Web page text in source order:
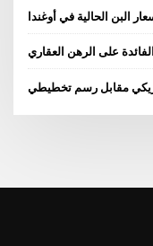
البن الحالية في أوغندا
على الرهن العقاري
مقابل رسم تخطيطي